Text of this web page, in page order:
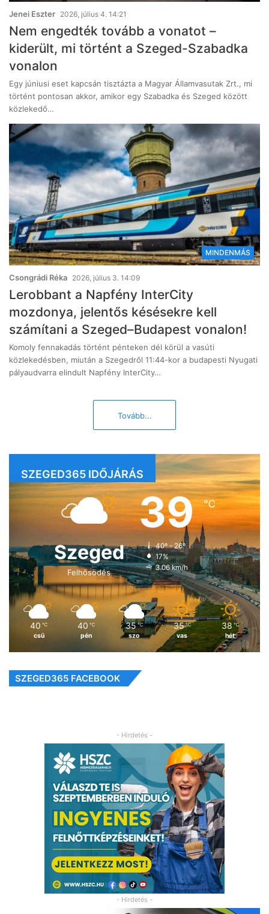
Jenei Eszter 2026, július 4. 14:21
Nem engedték tovább a vonatot –
kiderült, mi történt a Szeged-Szabadka
vonalon
Egy júniusi eset kapcsán tisztázta a Magyar Államvasutak Zrt., mi
történt pontosan akkor, amikor egy Szabadka és Szeged között
közlekedő…
MINDENMÁS
Csongrádi Réka 2026, július 3. 14:09
Lerobbant a Napfény InterCity
mozdonya, jelentős késésekre kell
számítani a Szeged–Budapest vonalon!
Komoly fennakadás történt pénteken dél körül a vasúti
közlekedésben, miután a Szegedről 11:44-kor a budapesti Nyugati
pályaudvarra elindult Napfény InterCity…
Tovább...
SZEGED365 IDŐJÁRÁS
Szeged
Felhősödés
39℃
40º - 26º
17%
3.06 km/h
40 ℃
csü
40 ℃
pén
35 ℃
szo
35 ℃
vas
38 ℃
hét
SZEGED365 FACEBOOK
- Hirdetés -
- Hirdetés -